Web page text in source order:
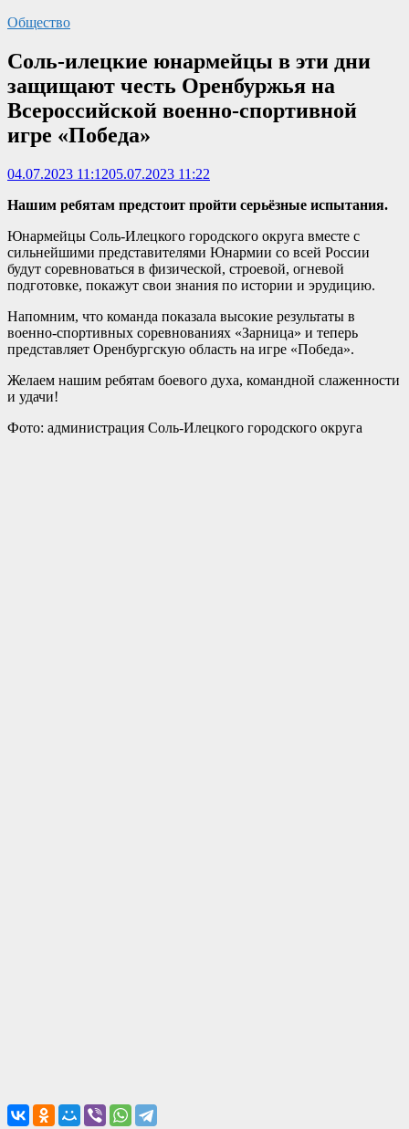
Общество
Соль-илецкие юнармейцы в эти дни
защищают честь Оренбуржья на
Всероссийской военно-спортивной
игре «Победа»
04.07.2023 11:1205.07.2023 11:22
Нашим ребятам предстоит пройти серьёзные испытания.
Юнармейцы Соль-Илецкого городского округа вместе с
сильнейшими представителями Юнармии со всей России
будут соревноваться в физической, строевой, огневой
подготовке, покажут свои знания по истории и эрудицию.
Напомним, что команда показала высокие результаты в
военно-спортивных соревнованиях «Зарница» и теперь
представляет Оренбургскую область на игре «Победа».
Желаем нашим ребятам боевого духа, командной слаженности
и удачи!
Фото: администрация Соль-Илецкого городского округа